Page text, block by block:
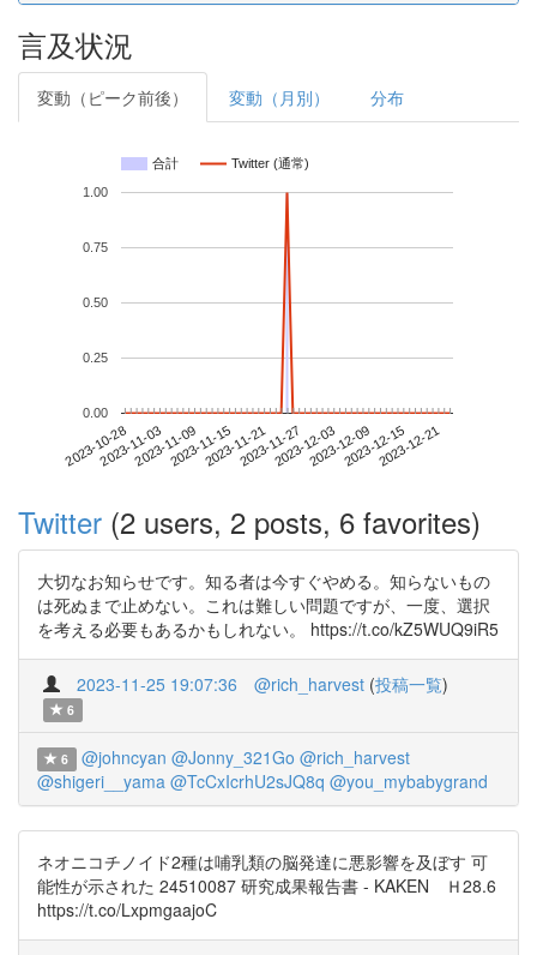
言及状況
変動（ピーク前後） 変動（月別） 分布
合計 Twitter (通常)
2023-10-282023-11-032023-11-092023-11-152023-11-212023-11-272023-12-032023-12-092023-12-152023-12-21
0.00
0.25
0.50
0.75
1.00
Twitter (2 users, 2 posts, 6 favorites)
大切なお知らせです。知る者は今すぐやめる。知らないもの
は死ぬまで止めない。これは難しい問題ですが、一度、選択
を考える必要もあるかもしれない。 https://t.co/kZ5WUQ9iR5
2023-11-25 19:07:36 @rich_harvest (投稿一覧)
6
6 @johncyan @Jonny_321Go @rich_harvest
@shigeri__yama @TcCxIcrhU2sJQ8q @you_mybabygrand
ネオニコチノイド2種は哺乳類の脳発達に悪影響を及ぼす 可
能性が示された 24510087 研究成果報告書 - KAKEN Ｈ28.6
https://t.co/LxpmgaajoC